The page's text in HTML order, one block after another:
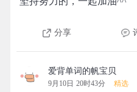
分享
爱背单词的帆宝贝
9月10日 20时43分 精选